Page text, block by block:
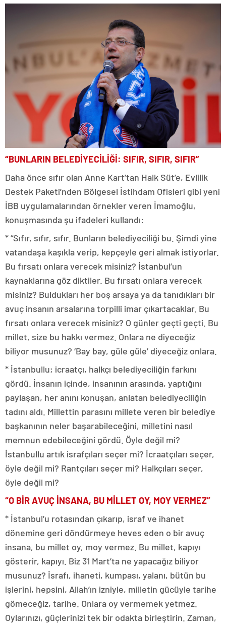
“BUNLARIN BELEDİYECİLİĞİ: SIFIR, SIFIR, SIFIR”
Daha önce sıfır olan Anne Kart’tan Halk Süt’e, Evlilik
Destek Paketi’nden Bölgesel İstihdam Ofisleri gibi yeni
İBB uygulamalarından örnekler veren İmamoğlu,
konuşmasında şu ifadeleri kullandı:
* “Sıfır, sıfır, sıfır. Bunların belediyeciliği bu. Şimdi yine
vatandaşa kaşıkla verip, kepçeyle geri almak istiyorlar.
Bu fırsatı onlara verecek misiniz? İstanbul’un
kaynaklarına göz diktiler. Bu fırsatı onlara verecek
misiniz? Buldukları her boş arsaya ya da tanıdıkları bir
avuç insanın arsalarına torpilli imar çıkartacaklar. Bu
fırsatı onlara verecek misiniz? O günler geçti geçti. Bu
millet, size bu hakkı vermez. Onlara ne diyeceğiz
biliyor musunuz? ‘Bay bay, güle güle’ diyeceğiz onlara.
* İstanbullu; icraatçı, halkçı belediyeciliğin farkını
gördü. İnsanın içinde, insanının arasında, yaptığını
paylaşan, her anını konuşan, anlatan belediyeciliğin
tadını aldı. Millettin parasını millete veren bir belediye
başkanının neler başarabileceğini, milletini nasıl
memnun edebileceğini gördü. Öyle değil mi?
İstanbullu artık israfçıları seçer mi? İcraatçıları seçer,
öyle değil mi? Rantçıları seçer mi? Halkçıları seçer,
öyle değil mi?
“O BİR AVUÇ İNSANA, BU MİLLET OY, MOY VERMEZ”
* İstanbul’u rotasından çıkarıp, israf ve ihanet
dönemine geri döndürmeye heves eden o bir avuç
insana, bu millet oy, moy vermez. Bu millet, kapıyı
gösterir, kapıyı. Biz 31 Mart’ta ne yapacağız biliyor
musunuz? İsrafı, ihaneti, kumpası, yalanı, bütün bu
işlerini, hepsini, Allah’ın izniyle, milletin gücüyle tarihe
gömeceğiz, tarihe. Onlara oy vermemek yetmez.
Oylarınızı, güçlerinizi tek bir odakta birleştirin. Zaman,